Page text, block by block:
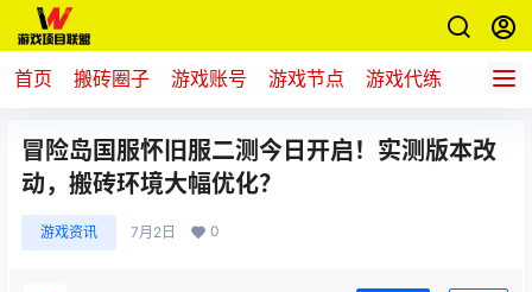
首页 搬砖圈子 游戏账号 游戏节点 游戏代练 新游推
冒险岛国服怀旧服二测今日开启！实测版本改
动，搬砖环境大幅优化？
游戏资讯 7月2日 0